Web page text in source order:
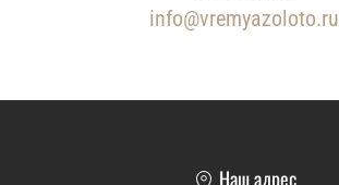
info@vremyazoloto.ru
Наш адрес